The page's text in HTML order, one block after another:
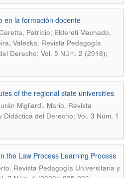
en la formación docente
Patrício; Eldereti Machado,
Valeska. Revista Pedagogía
Derecho; Vol. 5 Núm. 2 (2018);
of the regional state universities
Migliardi, Mario. Revista
del Derecho; Vol. 3 Núm. 1
the Law Process Learning Process
. Revista Pedagogía Universitaria y